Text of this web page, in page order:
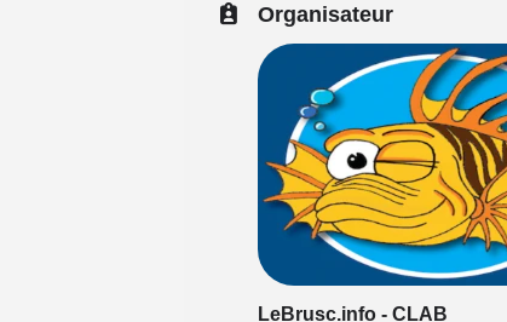
Organisateur
LeBrusc.info - CLAB